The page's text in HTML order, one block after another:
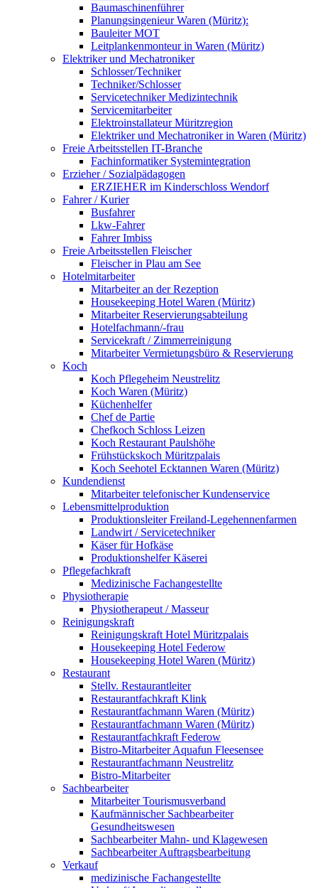
Baumaschinenführer
Planungsingenieur Waren (Müritz):
Bauleiter MOT
Leitplankenmonteur in Waren (Müritz)
Elektriker und Mechatroniker
Schlosser/Techniker
Techniker/Schlosser
Servicetechniker Medizintechnik
Servicemitarbeiter
Elektroinstallateur Müritzregion
Elektriker und Mechatroniker in Waren (Müritz)
Freie Arbeitsstellen IT-Branche
Fachinformatiker Systemintegration
Erzieher / Sozialpädagogen
ERZIEHER im Kinderschloss Wendorf
Fahrer / Kurier
Busfahrer
Lkw-Fahrer
Fahrer Imbiss
Freie Arbeitsstellen Fleischer
Fleischer in Plau am See
Hotelmitarbeiter
Mitarbeiter an der Rezeption
Housekeeping Hotel Waren (Müritz)
Mitarbeiter Reservierungsabteilung
Hotelfachmann/-frau
Servicekraft / Zimmerreinigung
Mitarbeiter Vermietungsbüro & Reservierung
Koch
Koch Pflegeheim Neustrelitz
Koch Waren (Müritz)
Küchenhelfer
Chef de Partie
Chefkoch Schloss Leizen
Koch Restaurant Paulshöhe
Frühstückskoch Müritzpalais
Koch Seehotel Ecktannen Waren (Müritz)
Kundendienst
Mitarbeiter telefonischer Kundenservice
Lebensmittelproduktion
Produktionsleiter Freiland-Legehennenfarmen
Landwirt / Servicetechniker
Käser für Hofkäse
Produktionshelfer Käserei
Pflegefachkraft
Medizinische Fachangestellte
Physiotherapie
Physiotherapeut / Masseur
Reinigungskraft
Reinigungskraft Hotel Müritzpalais
Housekeeping Hotel Federow
Housekeeping Hotel Waren (Müritz)
Restaurant
Stellv. Restaurantleiter
Restaurantfachkraft Klink
Restaurantfachmann Waren (Müritz)
Restaurantfachmann Waren (Müritz)
Restaurantfachkraft Federow
Bistro-Mitarbeiter Aquafun Fleesensee
Restaurantfachmann Neustrelitz
Bistro-Mitarbeiter
Sachbearbeiter
Mitarbeiter Tourismusverband
Kaufmännischer Sachbearbeiter
Gesundheitswesen
Sachbearbeiter Mahn- und Klagewesen
Sachbearbeiter Auftragsbearbeitung
Verkauf
medizinische Fachangestellte